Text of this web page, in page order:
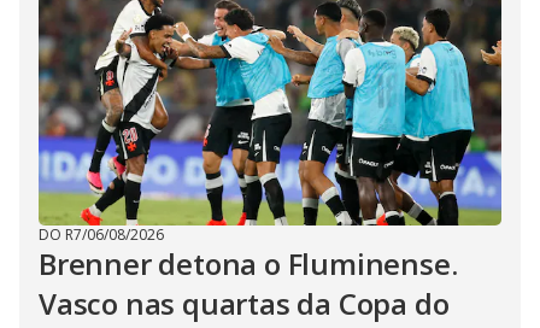
DO R7/06/08/2026
Brenner detona o Fluminense.
Vasco nas quartas da Copa do